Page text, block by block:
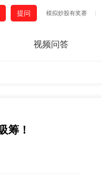
模拟炒股有奖赛
提问
视频问答
筹！